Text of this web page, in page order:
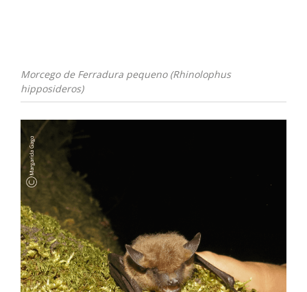
Morcego de Ferradura pequeno (Rhinolophus
hipposideros)